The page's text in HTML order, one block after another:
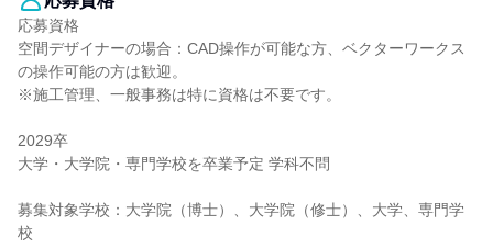
応募資格
空間デザイナーの場合：CAD操作が可能な方、ベクターワークス
の操作可能の方は歓迎。
※施工管理、一般事務は特に資格は不要です。
2029卒
大学・大学院・専門学校を卒業予定 学科不問
募集対象学校：大学院（博士）、大学院（修士）、大学、専門学
校